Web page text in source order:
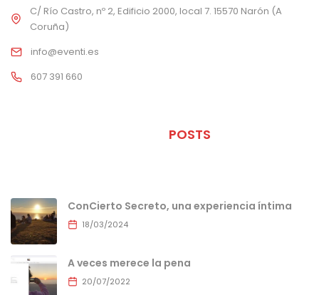
C/ Río Castro, nº 2, Edificio 2000, local 7. 15570 Narón (A
Coruña)
info@eventi.es
607 391 660
POSTS
ConCierto Secreto, una experiencia íntima
18/03/2024
A veces merece la pena
20/07/2022